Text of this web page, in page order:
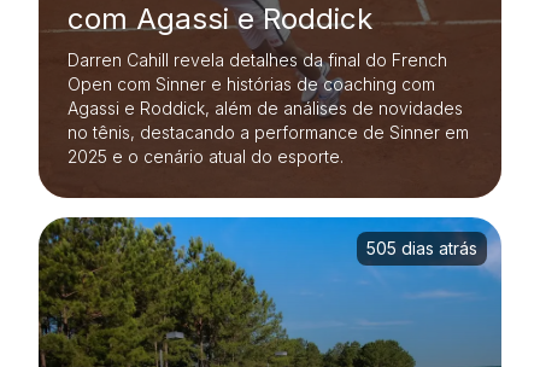
com Agassi e Roddick
Darren Cahill revela detalhes da final do French
Open com Sinner e histórias de coaching com
Agassi e Roddick, além de análises de novidades
no tênis, destacando a performance de Sinner em
2025 e o cenário atual do esporte.
505 dias atrás